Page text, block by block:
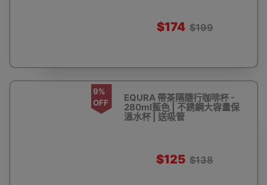
$174 $199
9%
OFF
EQURA 帶茶隔隨行咖啡杯 -
280ml藍色 | 不銹鋼大容量保
溫水杯 | 送吸管
$125 $138